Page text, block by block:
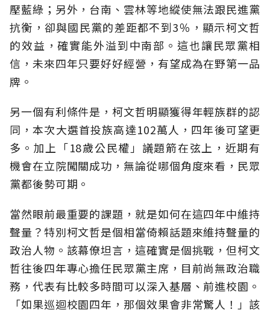
壓藍綠；另外，台南、雲林等地縱使無法跟民進黨
抗衡，卻與國民黨的差距都不到3％，顯示柯文哲
的效益，確實能外溢到中南部。這也讓民眾黨相
信，未來四年只要好好經營，有望成為在野第一品
牌。
另一個有利條件是，柯文哲明顯獲得年輕族群的認
同，本次大選首投族高達102萬人，四年後可望更
多。加上「18歲公民權」議題箭在弦上，近期有
機會在立院闖關成功，無論從哪個角度來看，民眾
黨都後勢可期。
當然眼前最重要的課題，就是如何在這四年中維持
聲量？特別柯文哲是個相當倚賴話題來維持聲量的
政治人物。該幕僚坦言，這確實是個挑戰，但柯文
哲往後四年專心擔任民眾黨主席，目前尚無政治職
務，代表有比較多時間可以深入基層、前進校園。
「如果巡迴校園四年，那個效果會非常驚人！」該